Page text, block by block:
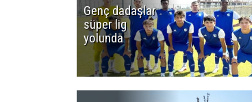
Genç dadaşlar
süper lig
yolunda